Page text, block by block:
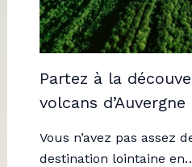
Partez à la
volcans d’Auvergne
Vous n’avez pas assez
destination lointaine